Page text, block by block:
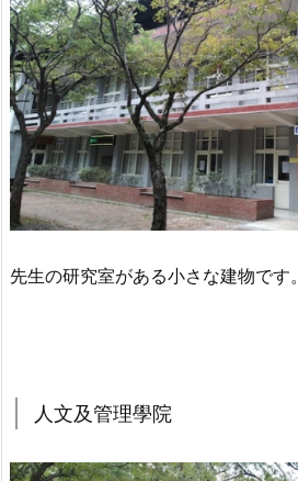
先生の研究室がある小さな建物です。
人文及管理學院